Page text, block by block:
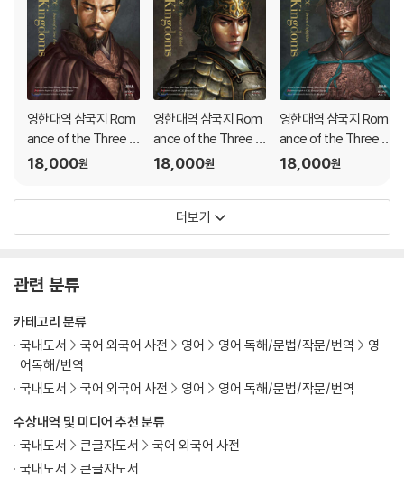
영한대역 삼국지 Rom
ance of the Three Ki
ngdoms 20 (큰글자
18,000원
영한대역 삼국지 Rom
ance of the Three Ki
ngdoms 19 (큰글자
18,000원
영한대역 삼국지 Rom
ance of the Three Ki
ngdoms 18 (큰글자
18,000원
더보기
관련 분류
수상내역 및 미디어 추천 분류
국내도서
큰글자도서
국어 외국어 사전
국내도서
큰글자도서
카테고리 분류
국내도서
국어 외국어 사전 영어 영어 독해/문법/작문/번역
영
어독해/번역
국내도서
국어 외국어 사전 영어 영어 독해/문법/작문/번역